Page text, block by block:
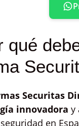
qué
Securitas
innovadora y
en